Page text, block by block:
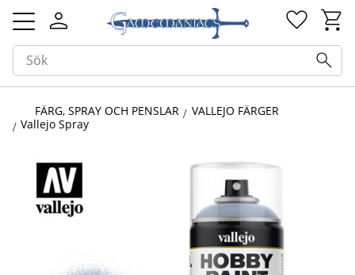
Meny
FÄRG, SPRAY OCH PENSLAR
VALLEJO FÄRGER
Vallejo Spray